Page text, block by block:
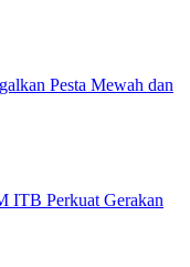
Pesta Mewah dan
ITB Perkuat Gerakan